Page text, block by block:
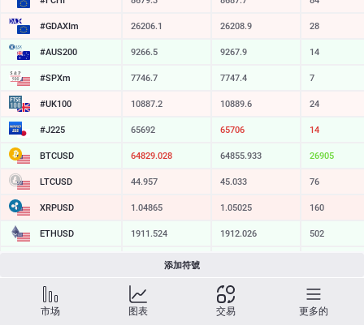
#GDAXIm 26206.1 26208.9 28
#AUS200 9266.5 9267.9 14
#SPXm 7746.7 7747.4 7
#UK100 10887.2 10889.6 24
#J225 65692 65706 14
BTCUSD 64829.028 64855.933 26905
LTCUSD 44.957 45.033 76
XRPUSD 1.04865 1.05025 160
ETHUSD 1911.524 1912.026 502
SOLUSD 74.18
TSLA 321.16 321.73 57
添加符號
市场 图表 交易 更多的